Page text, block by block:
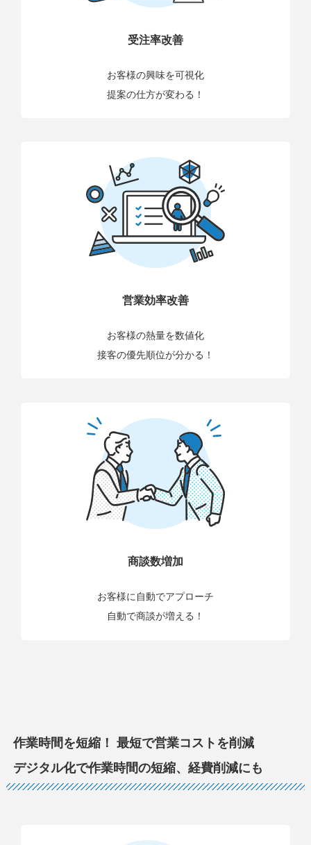
受注率改善
お客様の興味を可視化
提案の仕方が変わる！
営業効率改善
お客様の熱量を数値化
接客の優先順位が分かる！
商談数増加
お客様に自動でアプローチ
自動で商談が増える！
作業時間を短縮！ 最短で営業コストを削減
デジタル化で作業時間の短縮、経費削減にも